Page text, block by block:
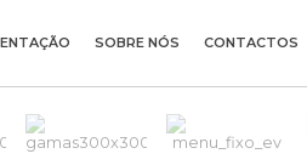
SOBRE NÓS CONTACTOS